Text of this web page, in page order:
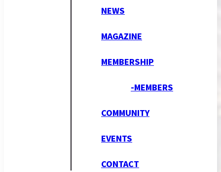
NEWS
MAGAZINE
MEMBERSHIP
-MEMBERS
COMMUNITY
EVENTS
CONTACT